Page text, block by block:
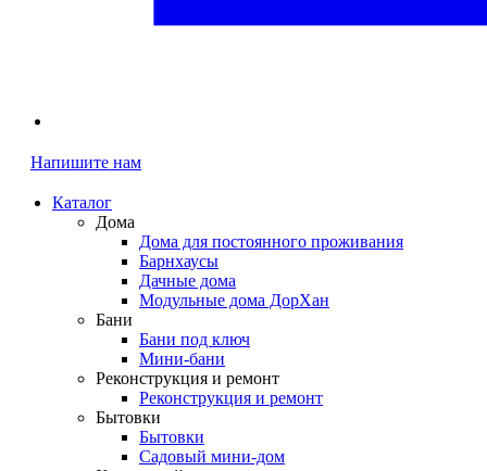
Напишите нам
Каталог
Дома
Дома для постоянного проживания
Барнхаусы
Дачные дома
Модульные дома ДорХан
Бани
Бани под ключ
Мини-бани
Реконструкция и ремонт
Реконструкция и ремонт
Бытовки
Бытовки
Садовый мини-дом